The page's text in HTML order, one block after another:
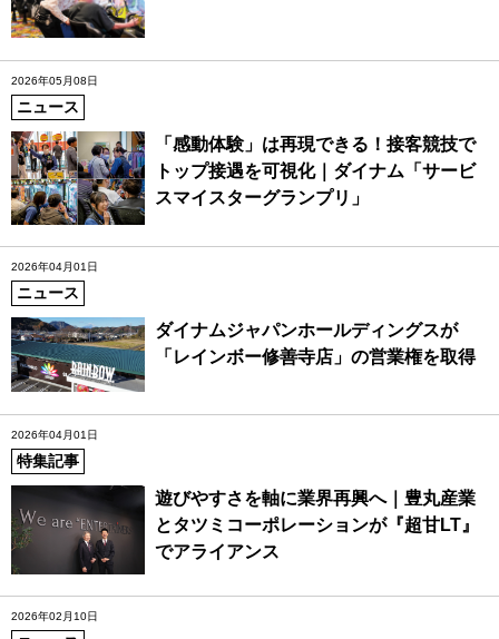
2026年05月08日
ニュース
「感動体験」は再現できる！接客競技で
トップ接遇を可視化｜ダイナム「サービ
スマイスターグランプリ」
2026年04月01日
ニュース
ダイナムジャパンホールディングスが
「レインボー修善寺店」の営業権を取得
2026年04月01日
特集記事
遊びやすさを軸に業界再興へ｜豊丸産業
とタツミコーポレーションが『超甘LT』
でアライアンス
2026年02月10日